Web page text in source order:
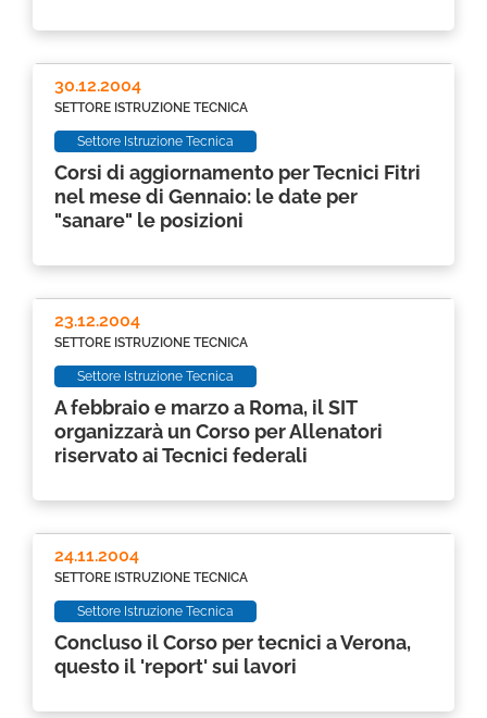
Corsi di aggiornamento per Tecnici Fitri
nel mese di Gennaio: le date per
"sanare" le posizioni
SETTORE ISTRUZIONE TECNICA
30.12.2004
Settore Istruzione Tecnica
A febbraio e marzo a Roma, il SIT
organizzarà un Corso per Allenatori
riservato ai Tecnici federali
SETTORE ISTRUZIONE TECNICA
23.12.2004
Settore Istruzione Tecnica
Concluso il Corso per tecnici a Verona,
questo il 'report' sui lavori
SETTORE ISTRUZIONE TECNICA
24.11.2004
Settore Istruzione Tecnica